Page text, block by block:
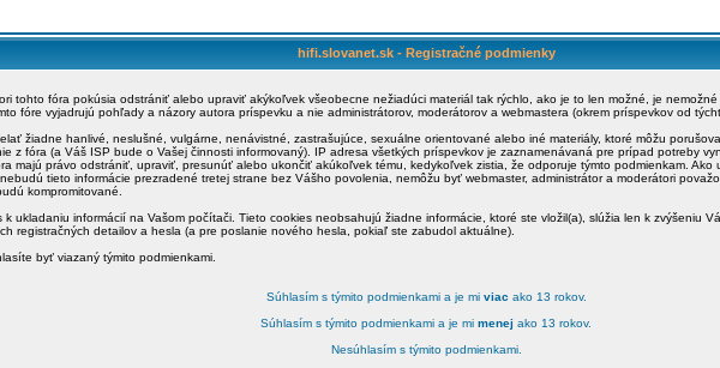
hifi.slovanet.sk - Registračné podmienky
tohto fóra pokúsia odstrániť alebo upraviť akýkoľvek všeobecne nežiadúci materiál tak rýchlo, ako je to len možné, je
fóre vyjadrujú pohľady a názory autora príspevku a nie administrátorov, moderátorov a webmastera (okrem príspevkov od
žiadne hanlivé, neslušné, vulgárne, nenávistné, zastrašujúce, sexuálne orientované alebo iné materiály, ktoré môžu
z fóra (a Váš ISP bude o Vašej činnosti informovaný). IP adresa všetkých príspevkov je zaznamenávaná pre prípad potreby
majú právo odstrániť, upraviť, presunúť alebo ukončiť akúkoľvek tému, kedykoľvek zistia, že odporuje týmto podmienkam.
tieto informácie prezradené tretej strane bez Vášho povolenia, nemôžu byť webmaster, administrátor a moderátori
kompromitované.
ukladaniu informácií na Vašom počítači. Tieto cookies neobsahujú žiadne informácie, ktoré ste vložil(a), slúžia len k zvýšeniu
registračných detailov a hesla (a pre poslanie nového hesla, pokiaľ ste zabudol aktuálne).
byť viazaný týmito podmienkami.
Súhlasím s týmito podmienkami a je mi viac ako 13 rokov.
Súhlasím s týmito podmienkami a je mi menej ako 13 rokov.
Nesúhlasím s týmito podmienkami.